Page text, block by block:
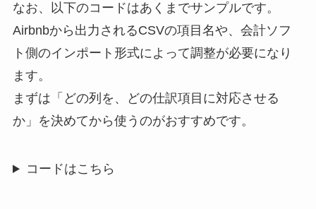
なお、以下のコードはあくまでサンプルです。
Airbnbから出力されるCSVの項目名や、会計ソフ
ト側のインポート形式によって調整が必要になり
ます。
まずは「どの列を、どの仕訳項目に対応させる
か」を決めてから使うのがおすすめです。
コードはこちら